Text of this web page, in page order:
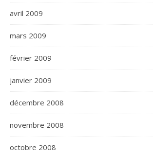
avril 2009
mars 2009
février 2009
janvier 2009
décembre 2008
novembre 2008
octobre 2008